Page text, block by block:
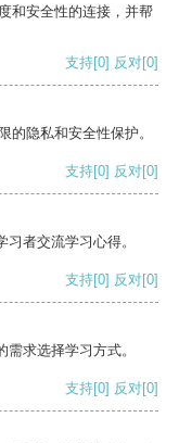
和安全性的连接，并帮
支持[0] 反对[0]
的隐私和安全性保护。
支持[0] 反对[0]
者交流学习心得。
支持[0] 反对[0]
求选择学习方式。
支持[0] 反对[0]